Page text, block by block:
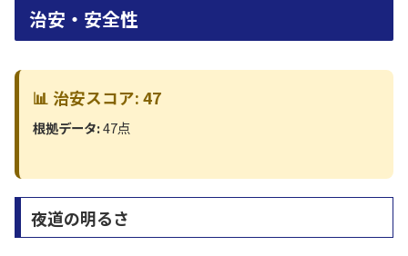
治安・安全性
📊 治安スコア: 47
根拠データ:47点
夜道の明るさ